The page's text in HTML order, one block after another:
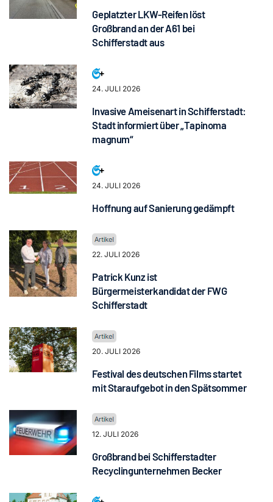
Geplatzter LKW-Reifen löst
Großbrand an der A61 bei
Schifferstadt aus
24. JULI 2026
Invasive Ameisenart in Schifferstadt:
Stadt informiert über „Tapinoma
magnum“
24. JULI 2026
Hoffnung auf Sanierung gedämpft
22. JULI 2026
Patrick Kunz ist
Bürgermeisterkandidat der FWG
Schifferstadt
20. JULI 2026
Festival des deutschen Films startet
mit Staraufgebot in den Spätsommer
12. JULI 2026
Großbrand bei Schifferstadter
Recyclingunternehmen Becker